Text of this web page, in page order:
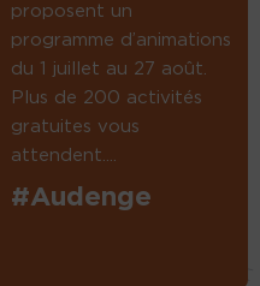
proposent un
programme d’animations
du 1 juillet au 27 août.
Plus de 200 activités
gratuites vous
attendent....
#Audenge